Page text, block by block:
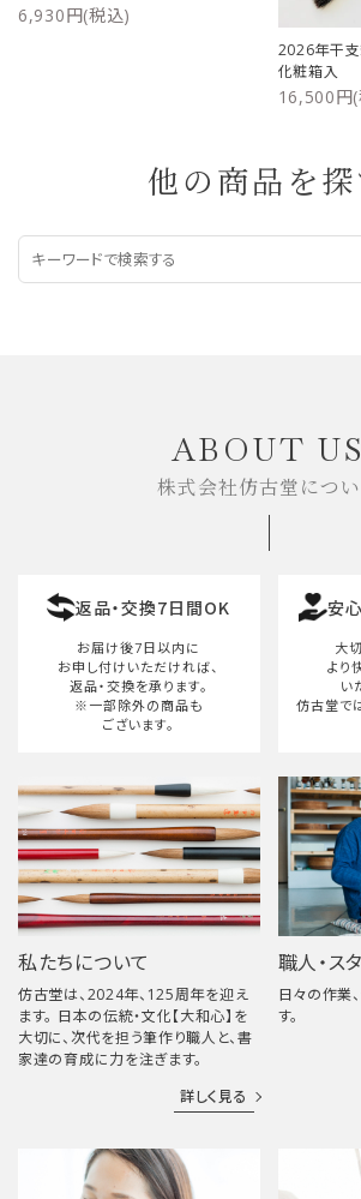
6,930円(税込)
2026年干
化粧箱入
16,500円
他の商品を探
ABOUT US
株式会社仿古堂につ
返品・交換7日間OK
お届け後7日以内に
お申し付けいただければ、
返品・交換を承ります。
※一部除外の商品も
ございます。
安
大
より
い
仿古堂で
私たちについて
仿古堂は、2024年、125周年を迎え
ます。 日本の伝統・文化【大和心】を
大切に、次代を担う筆作り職人と、書
家達の育成に力を注ぎます。
詳しく見る
職人・ス
日々の作業
す。